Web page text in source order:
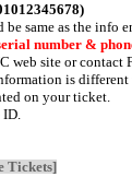
same as the info
number &
web site or contact
is
on your ticket.
ID.
Tickets]